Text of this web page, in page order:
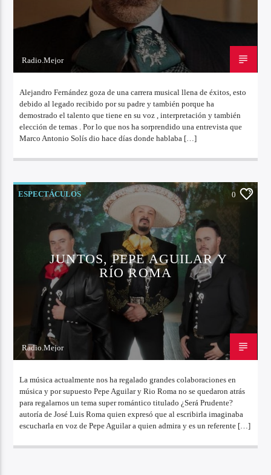
Radio.Mejor
Alejandro Fernández goza de una carrera musical llena de éxitos, esto
debido al legado recibido por su padre y también porque ha
demostrado el talento que tiene en su voz , interpretación y también
elección de temas . Por lo que nos ha sorprendido una entrevista que
Marco Antonio Solís dio hace días donde hablaba […]
ESPECTÁCULOS 0
JUNTOS, PEPE AGUILAR Y
RÍO ROMA
Radio.Mejor
La música actualmente nos ha regalado grandes colaboraciones en
música y por supuesto Pepe Aguilar y Rio Roma no se quedaron atrás
para regalarnos un tema super romántico titulado ¿Será Prudente?
autoría de José Luis Roma quien expresó que al escribirla imaginaba
escucharla en voz de Pepe Aguilar a quien admira y es un referente […]